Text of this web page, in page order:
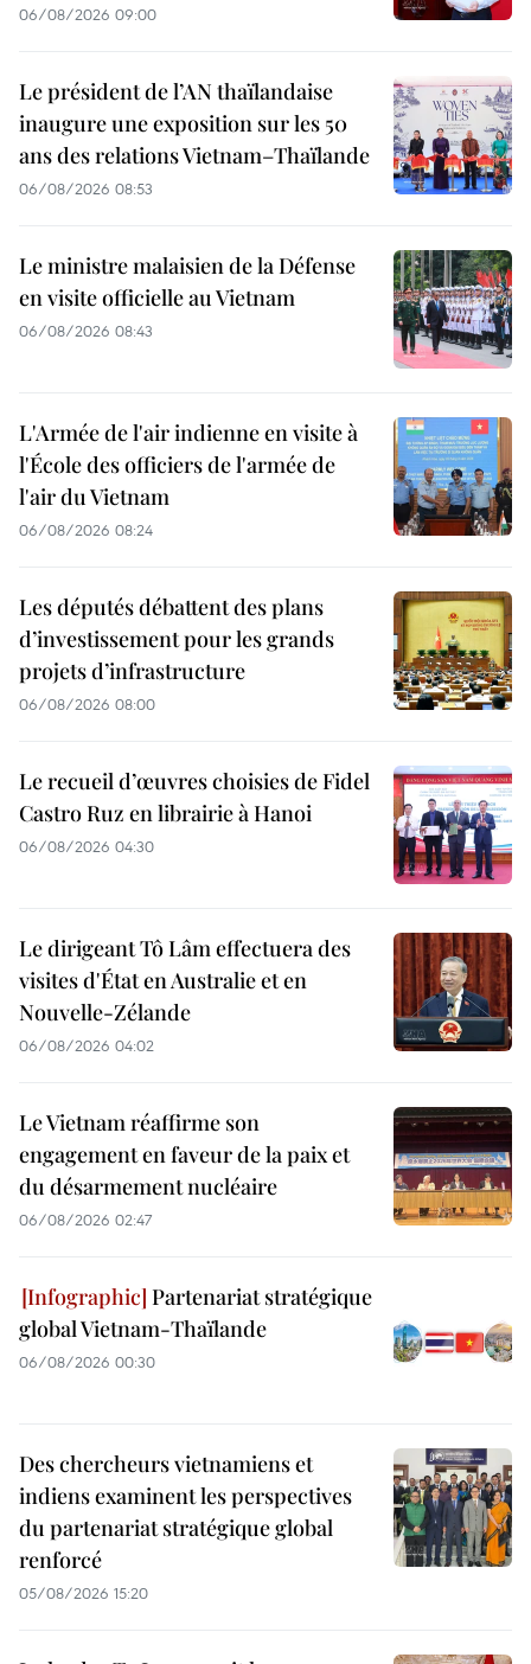
06/08/2026 09:00
Le président de l’AN thaïlandaise
inaugure une exposition sur les 50
ans des relations Vietnam–Thaïlande
06/08/2026 08:53
Le ministre malaisien de la Défense
en visite officielle au Vietnam
06/08/2026 08:43
L'Armée de l'air indienne en visite à
l'École des officiers de l'armée de
l'air du Vietnam
06/08/2026 08:24
Les députés débattent des plans
d’investissement pour les grands
projets d’infrastructure
06/08/2026 08:00
Le recueil d’œuvres choisies de Fidel
Castro Ruz en librairie à Hanoi
06/08/2026 04:30
Le dirigeant Tô Lâm effectuera des
visites d'État en Australie et en
Nouvelle-Zélande
06/08/2026 04:02
Le Vietnam réaffirme son
engagement en faveur de la paix et
du désarmement nucléaire
06/08/2026 02:47
Partenariat stratégique
global Vietnam-Thaïlande
06/08/2026 00:30
Des chercheurs vietnamiens et
indiens examinent les perspectives
du partenariat stratégique global
renforcé
05/08/2026 15:20